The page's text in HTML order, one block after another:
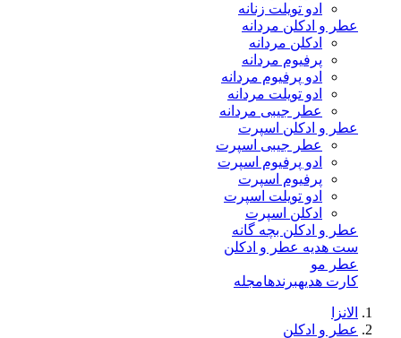
ادو تویلت زنانه
عطر و ادکلن مردانه
ادکلن مردانه
پرفیوم مردانه
ادو پرفیوم مردانه
ادو تویلت مردانه
عطر جیبی مردانه
عطر و ادکلن اسپرت
عطر جیبی اسپرت
ادو پرفیوم اسپرت
پرفیوم اسپرت
ادو تویلت اسپرت
ادکلن اسپرت
عطر و ادکلن بچه گانه
ست هدیه عطر و ادکلن
عطر مو
کارت هدیهبرندهامجله
الانزا
عطر و ادکلن